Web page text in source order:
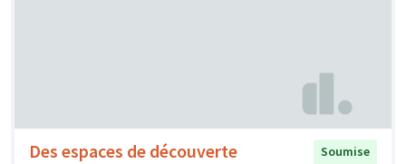
Des espaces de découverte
Soumise